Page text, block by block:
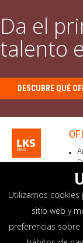
Da el
talento
DESCUBRE QUÉ
CP
Utilizamos
sitio web y
preferencias